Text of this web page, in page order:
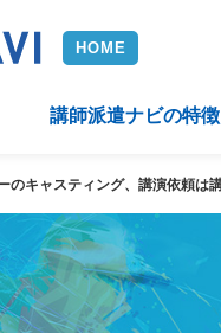
講師派遣ナビの特徴
のキャスティング、講演依頼は